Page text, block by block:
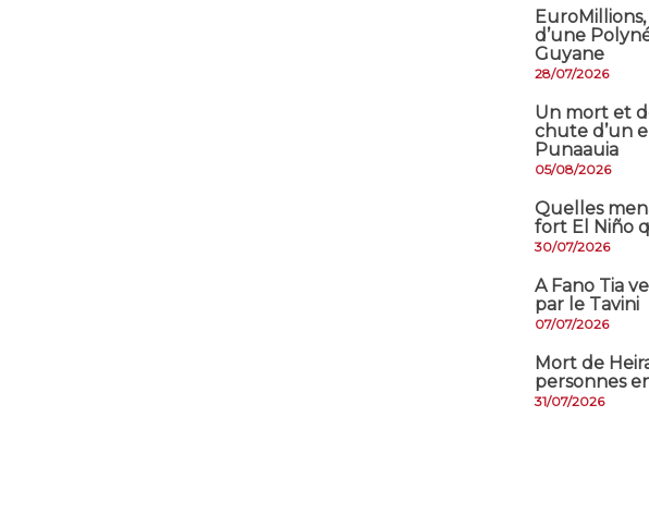
d’une
Guyane
28/07/2026
​Un mort et
chute d’un
Punaauia
05/08/2026
Quelles
fort El Niño
30/07/2026
A Fano Tia
par le Tavini
07/07/2026
Mort de
personnes
31/07/2026